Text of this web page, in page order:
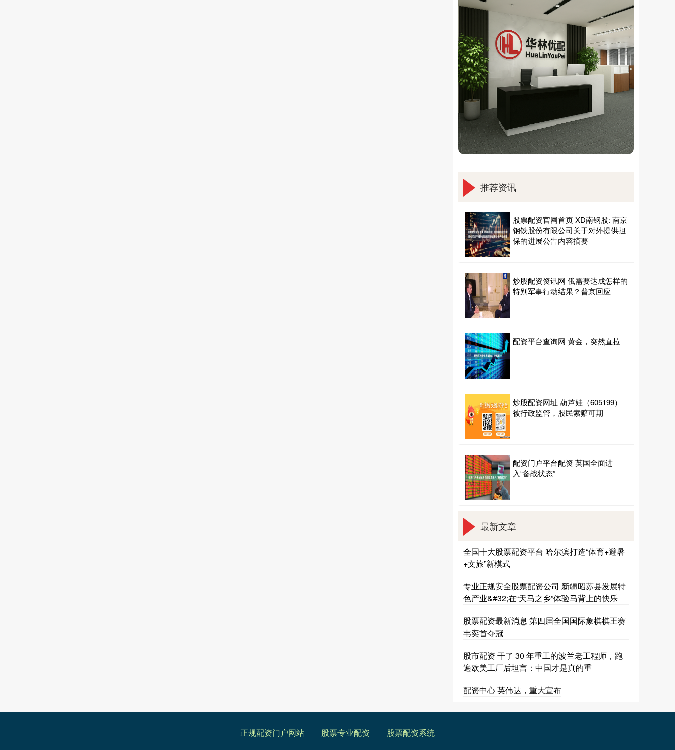
推荐资讯
股票配资官网首页 XD南钢股: 南京
钢铁股份有限公司关于对外提供担
保的进展公告内容摘要
炒股配资资讯网 俄需要达成怎样的
特别军事行动结果？普京回应
配资平台查询网 黄金，突然直拉
炒股配资网址 葫芦娃（605199）
被行政监管，股民索赔可期
配资门户平台配资 英国全面进
入“备战状态”
最新文章
全国十大股票配资平台 哈尔滨打造“体育+避暑
+文旅”新模式
专业正规安全股票配资公司 新疆昭苏县发展特
色产业&#32;在“天马之乡”体验马背上的快乐
股票配资最新消息 第四届全国国际象棋棋王赛
韦奕首夺冠
股市配资 干了 30 年重工的波兰老工程师，跑
遍欧美工厂后坦言：中国才是真的重
配资中心 英伟达，重大宣布
正规配资门户网站 股票专业配资 股票配资系统